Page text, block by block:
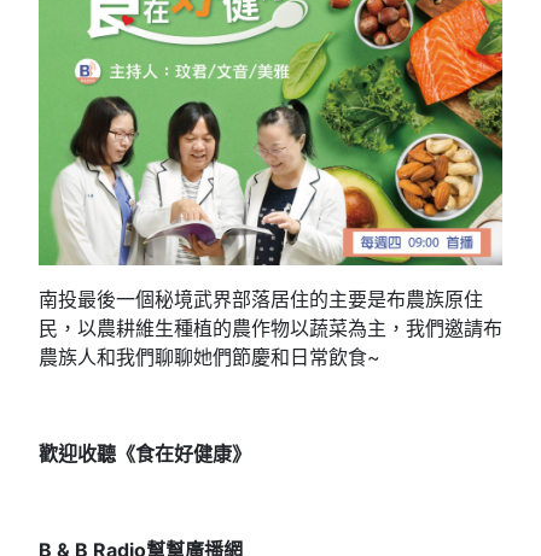
南投最後一個秘境武界部落居住的主要是布農族原住
民，以農耕維生種植的農作物以蔬菜為主，我們邀請布
農族人和我們聊聊她們節慶和日常飲食~
歡迎收聽《食在好健康》
B & B Radio幫幫廣播網